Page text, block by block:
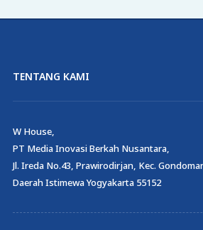
TENTANG KAMI
W House,
PT Media Inovasi Berkah Nusantara,
Jl. Ireda No.43, Prawirodirjan, Kec.
Daerah Istimewa Yogyakarta 55152